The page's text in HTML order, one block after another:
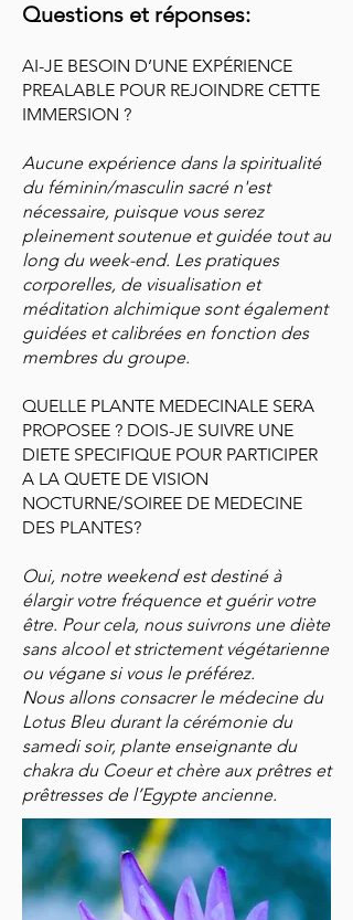
Questions et réponses:
AI-JE BESOIN D’UNE EXPÉRIENCE
PREALABLE POUR REJOINDRE CETTE
IMMERSION ?
Aucune expérience dans la spiritualité
du féminin/masculin sacré n'est
nécessaire, puisque vous serez
pleinement soutenue et guidée tout au
long du week-end. Les pratiques
corporelles, de visualisation et
méditation alchimique sont également
guidées et calibrées en fonction des
membres du groupe.
QUELLE PLANTE MEDECINALE SERA
PROPOSEE ? DOIS-JE SUIVRE UNE
DIETE SPECIFIQUE POUR PARTICIPER
A LA QUETE DE VISION
NOCTURNE/SOIREE DE MEDECINE
DES PLANTES?
Oui, notre weekend est destiné à
élargir votre fréquence et guérir votre
être. Pour cela, nous suivrons une diète
sans alcool et strictement végétarienne
ou végane si vous le préférez.
Nous allons consacrer le médecine du
Lotus Bleu durant la cérémonie du
samedi soir, plante enseignante du
chakra du Coeur et chère aux prêtres et
prêtresses de l’Egypte ancienne.